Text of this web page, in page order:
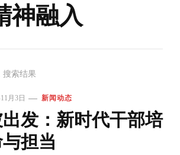
神融入
搜索结果
月3日 新闻动态
发：新时代干部培
担当